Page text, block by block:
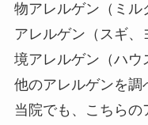
物アレルゲン（ミル
アレルゲン（スギ
境アレルゲン（ハ
他のアレルゲンを調
当院でも、こちら